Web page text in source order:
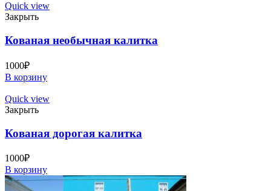
Quick view
Закрыть
Кованая необычная калитка
1000₽
В корзину
Quick view
Закрыть
Кованая дорогая калитка
1000₽
В корзину